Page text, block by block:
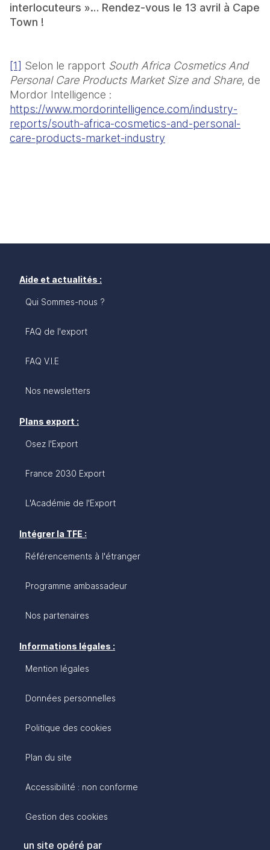
interlocuteurs »… Rendez-vous le 13 avril à Cape
Town !
[1] Selon le rapport South Africa Cosmetics And
Personal Care Products Market Size and Share, de
https://www.mordorintelligence.com/industry-
reports/south-africa-cosmetics-and-personal-
care-products-market-industry
Aide et actualités :
Qui Sommes-nous ?
FAQ de l'export
FAQ V.I.E
Nos newsletters
Plans export :
Osez l'Export
France 2030 Export
L'Académie de l'Export
Intégrer la TFE :
Référencements à l'étranger
Programme ambassadeur
Nos partenaires
Informations légales :
Mention légales
Données personnelles
Politique des cookies
Plan du site
Accessibilité : non conforme
Gestion des cookies
un site opéré par